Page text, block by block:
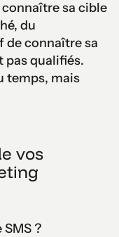
sa cible
du
de connaître sa
pas qualifiés.
temps, mais
vos
?